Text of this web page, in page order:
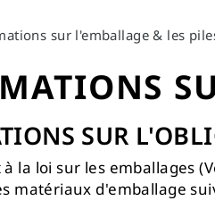
sur l'emballage & les
SUR
la loi sur les emballages
matériaux d'emballage